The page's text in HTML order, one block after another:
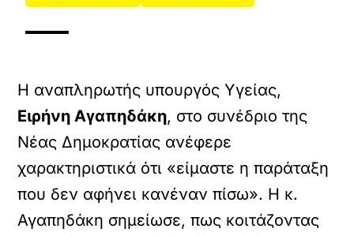
Η αναπληρωτής υπουργός Υγείας,
Ειρήνη Αγαπηδάκη, στο συνέδριο της
Νέας Δημοκρατίας ανέφερε
χαρακτηριστικά ότι «είμαστε η παράταξη
που δεν αφήνει κανέναν πίσω». Η κ.
Αγαπηδάκη σημείωσε, πως κοιτάζοντας